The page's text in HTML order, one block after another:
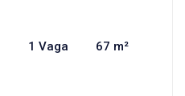
1 Vaga 67 m²